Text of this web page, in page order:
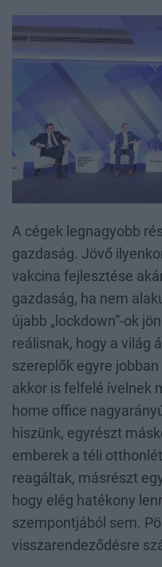
A cégek legnagyobb
gazdaság. Jövő
vakcina fejlesztése
gazdaság, ha nem
újabb „lockdown”-ok
reálisnak, hogy a világ
szereplők egyre
akkor is felfelé ívelnek
home office
hiszünk, egyrészt
emberek a téli
reagáltak, másrészt
hogy elég hatékony
szempontjából sem.
visszarendeződésre